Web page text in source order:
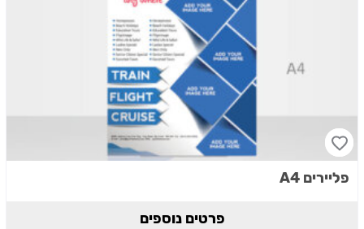
פליירים A4
פרטים נוספים